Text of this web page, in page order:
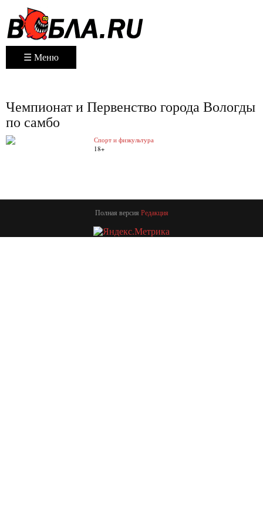
☰ Меню
Чемпионат и Первенство города Вологды
по самбо
Спорт и физкультура
18+
Полная версия Редакция